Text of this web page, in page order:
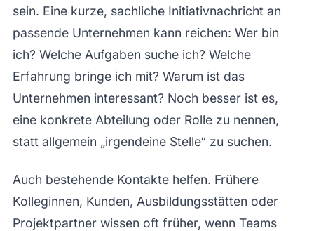
sein. Eine kurze, sachliche Initiativnachricht an
passende Unternehmen kann reichen: Wer bin
ich? Welche Aufgaben suche ich? Welche
Erfahrung bringe ich mit? Warum ist das
Unternehmen interessant? Noch besser ist es,
eine konkrete Abteilung oder Rolle zu nennen,
statt allgemein „irgendeine Stelle“ zu suchen.
Auch bestehende Kontakte helfen. Frühere
Kolleginnen, Kunden, Ausbildungsstätten oder
Projektpartner wissen oft früher, wenn Teams